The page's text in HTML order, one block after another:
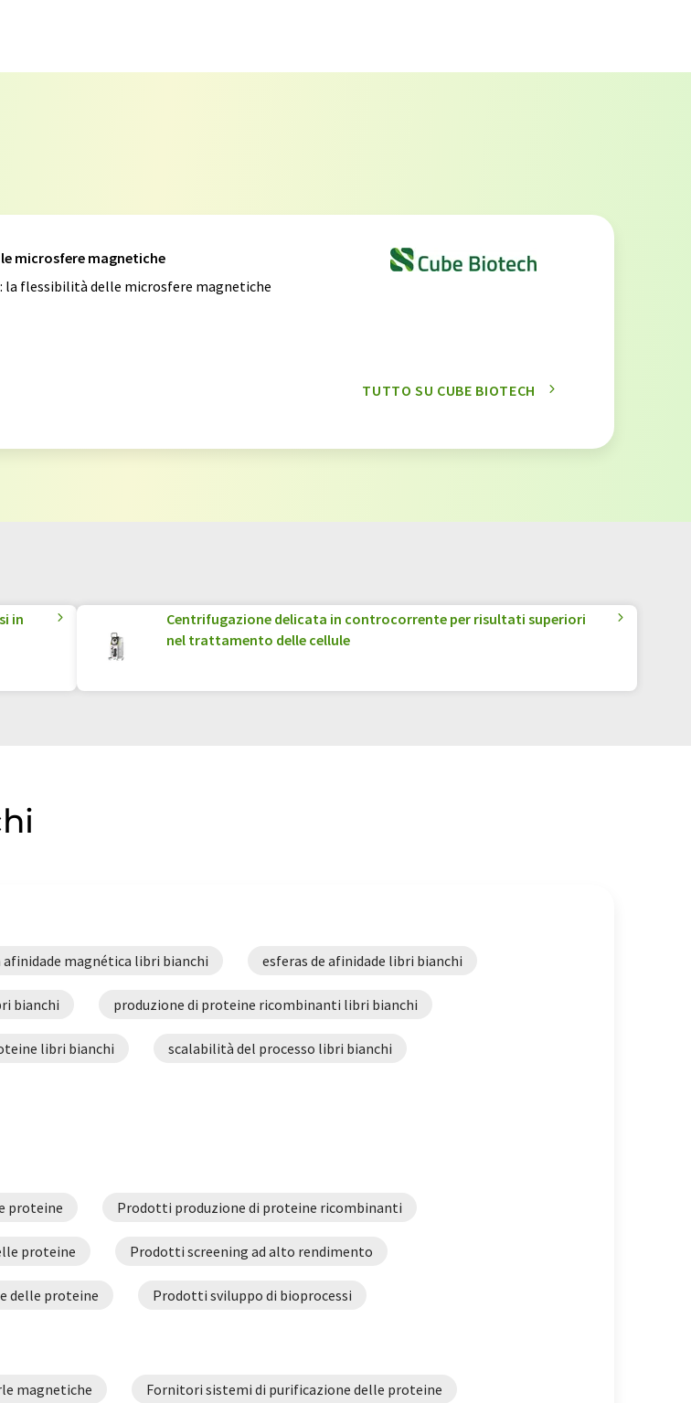
microsfere magnetiche
la flessibilità delle microsfere magnetiche
TUTTO SU CUBE BIOTECH
in
Centrifugazione delicata in controcorrente per risultati superiori
nel trattamento delle cellule
magnética libri bianchi esferas de afinidade libri bianchi
bianchi produzione di proteine ricombinanti libri bianchi
libri bianchi scalabilità del processo libri bianchi
proteine Prodotti produzione di proteine ricombinanti
proteine Prodotti screening ad alto rendimento
delle proteine Prodotti sviluppo di bioprocessi
magnetiche Fornitori sistemi di purificazione delle proteine